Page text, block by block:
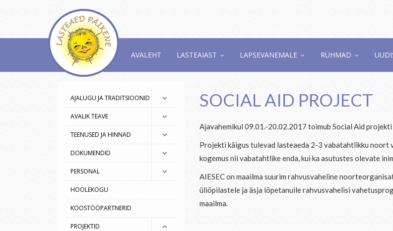
AVALEHT LASTEAIAST LAPSEVANEMALE RÜHMAD
AJALUGU JA TRADITSIOONID
AVALIK TEAVE
TEENUSED JA HINNAD
DOKUMENDID
PERSONAL
HOOLEKOGU
KOOSTÖÖPARTNERID
PROJEKTID
SOCIAL AID PROJECT
Ajavahemikul 09.01.-20.02.2017 toimub Social Aid
Projekti käigus tulevad lasteaeda 2-3 vabatahtlikku
kogemus nii vabatahtlike enda, kui ka asutustes olevate
AIESEC on maailma suurim rahvusvaheline
üliõpilastele ja äsja lõpetanuile rahvusvahelisi
maailma.